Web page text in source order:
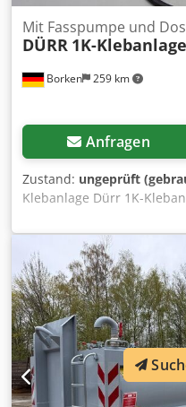
Borken 259 km
Mit Fasspumpe und
DÜRR 1K-Klebanlage
Anfragen
Zustand: ungeprüft
Klebanlage Dürr 1K-
u.beheiztem Schlauch (ca.
Maschinenbeschreibung:
Förderschläuche,
Klebstoff verunreinig
gereinigt oder ersetzt
Betriebsstunden.
Forschungseinrichtung im
Lufteingangsdruck Max 6
Klebsteuerung DÜRR
(110014004) Gewicht: ca.